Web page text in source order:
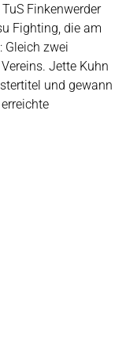
Finkenwerder
Fighting, die am
Gleich zwei
Jette Kuhn
und gewann